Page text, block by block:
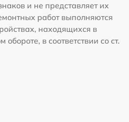
и не представляет их
работ выполняются
находящихся в
в соответствии со ст.